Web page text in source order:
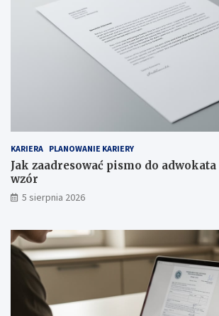
KARIERA PLANOWANIE KARIERY
Jak zaadresować pismo do
wzór
5 sierpnia 2026